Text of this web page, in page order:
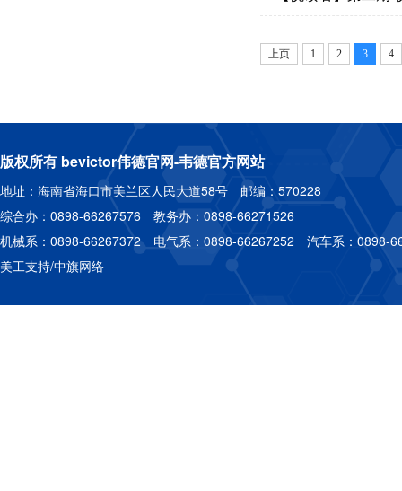
上页 1 2 3 4
版权所有 bevictor伟德官网-韦德官方网站
地址：海南省海口市美兰区人民大道58号 邮编：570228
综合办：0898-66267576 教务办：0898-66271526
机械系：0898-66267372 电气系：0898-66267252 汽车系：0898-
美工支持/中旗网络